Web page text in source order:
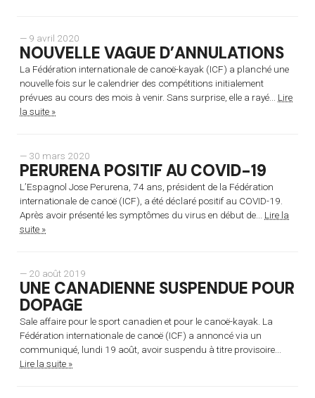
— 9 avril 2020
NOUVELLE VAGUE D’ANNULATIONS
La Fédération internationale de canoë-kayak (ICF) a planché une
nouvelle fois sur le calendrier des compétitions initialement
prévues au cours des mois à venir. Sans surprise, elle a rayé... Lire
la suite »
— 30 mars 2020
PERURENA POSITIF AU COVID-19
L’Espagnol Jose Perurena, 74 ans, président de la Fédération
internationale de canoë (ICF), a été déclaré positif au COVID-19.
Après avoir présenté les symptômes du virus en début de... Lire la
suite »
— 20 août 2019
UNE CANADIENNE SUSPENDUE POUR
DOPAGE
Sale affaire pour le sport canadien et pour le canoë-kayak. La
Fédération internationale de canoë (ICF) a annoncé via un
communiqué, lundi 19 août, avoir suspendu à titre provisoire...
Lire la suite »